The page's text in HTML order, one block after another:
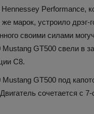
Performance,
марок, устроило
своими силами
GT500 свели в
C8.
Mustang GT500 под
сочетается с